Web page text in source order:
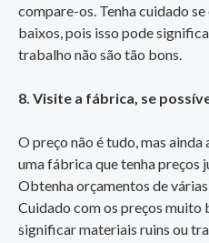
compare-os. Tenha cuidado
baixos, pois isso pode
trabalho não são tão bons.
8. Visite a fábrica, se
O preço não é tudo, mas
uma fábrica que tenha preços
Obtenha orçamentos de
Cuidado com os preços muito
significar materiais ruins ou